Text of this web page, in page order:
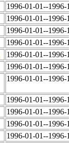
1996-01-01--
1996-01-01--
1996-01-01--
1996-01-01--
1996-01-01--
1996-01-01--
1996-01-01--
1996-01-01--
1996-01-01--
1996-01-01--
1996-01-01--